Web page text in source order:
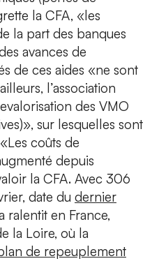
la CFA, «les
la part des banques
avances de
de ces aides «ne sont
l’association
des VMO
sur lesquelles sont
coûts de
depuis
la CFA. Avec 306
date du dernier
ralentit en France,
la Loire, où la
de repeuplement